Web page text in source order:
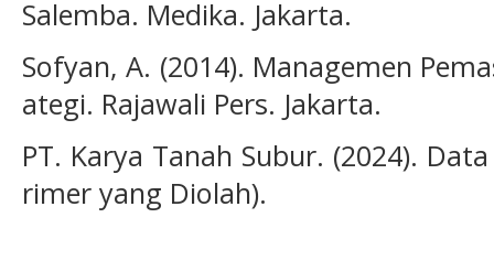
Salemba. Medika. Jakarta.
Sofyan, A. (2014). Managemen
ategi. Rajawali Pers. Jakarta.
PT. Karya Tanah Subur. (2024).
rimer yang Diolah).